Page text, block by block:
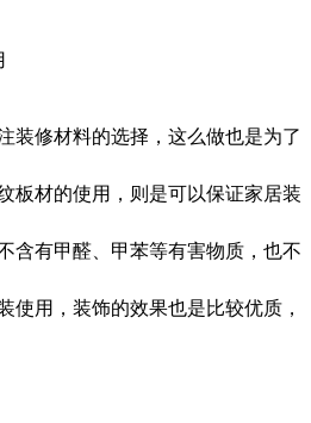
修材料的选择，这么做也是为了
板材的使用，则是可以保证家居装
含有甲醛、甲苯等有害物质，也不
使用，装饰的效果也是比较优质，